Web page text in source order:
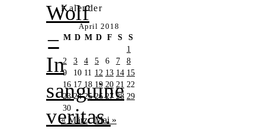
Wolf
–
In
sanguine
veritas.
Kalender
April 2018
M D M D F S
S
1
2
3 4 5 6 7
8
9
10 11 12 13 14 15
16 17 18 19 20 21 22
23 24 25 26 27 28 29
30
« März Mai »